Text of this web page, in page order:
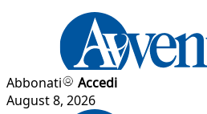
Abbonati
Accedi
August 8, 2026